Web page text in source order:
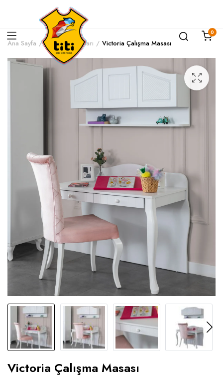
0
Ana Sayfa Çalışma Masaları Victoria Çalışma Masası
Victoria Çalışma Masası